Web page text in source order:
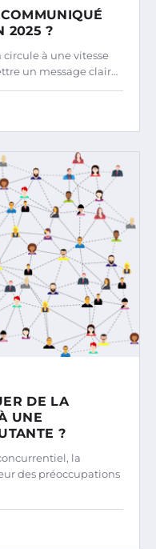
2025 ?
à une vitesse
un message clair…
DE LA
UNE
?
la
des préoccupations